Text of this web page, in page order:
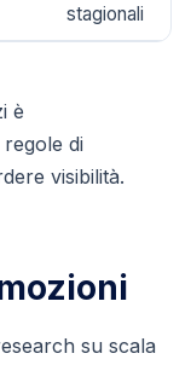
stagionali
è
di
visibilità.
su scala